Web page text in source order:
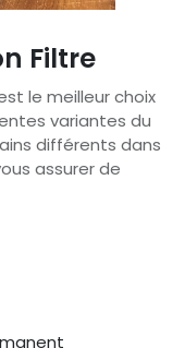
Filtre
le meilleur choix
variantes du
différents dans
assurer de